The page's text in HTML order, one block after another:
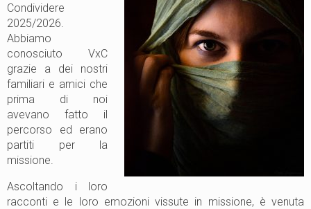
Condividere
2025/2026.
Abbiamo
conosciuto VxC
grazie a dei nostri
familiari e amici che
prima di noi
avevano fatto il
percorso ed erano
partiti per la
missione.
Ascoltando i loro
racconti e le loro emozioni vissute in missione, è venuta